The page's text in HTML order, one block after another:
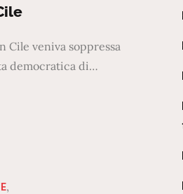
Cile veniva soppressa
democratica di…